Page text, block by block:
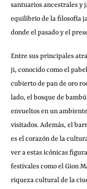
santuarios ancestrales y
equilibrio de la filosofía
donde el pasado y el
Entre sus principales
ji, conocido como el
cubierto de pan de oro
lado, el bosque de
envueltos en un
visitados. Además, el
es el corazón de la
ver a estas icónicas
festivales como el Gion
riqueza cultural de la